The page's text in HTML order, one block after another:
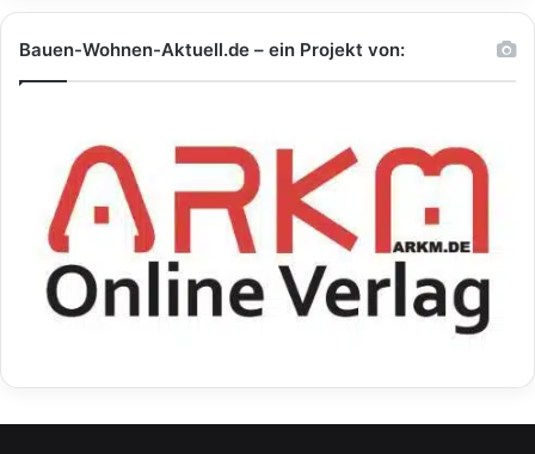
Bauen-Wohnen-Aktuell.de – ein Projekt von: